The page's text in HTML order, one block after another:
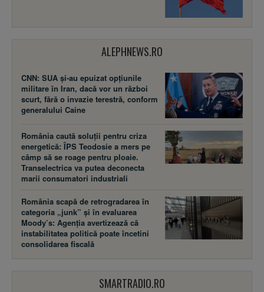
ALEPHNEWS.RO
CNN: SUA şi-au epuizat opțiunile
militare în Iran, dacă vor un război
scurt, fără o invazie terestră, conform
generalului Caine
România caută soluții pentru criza
energetică: ÎPS Teodosie a mers pe
câmp să se roage pentru ploaie.
Transelectrica va putea deconecta
marii consumatori industriali
România scapă de retrogradarea în
categoria „junk” și în evaluarea
Moody’s: Agenția avertizează că
instabilitatea politică poate încetini
consolidarea fiscală
SMARTRADIO.RO